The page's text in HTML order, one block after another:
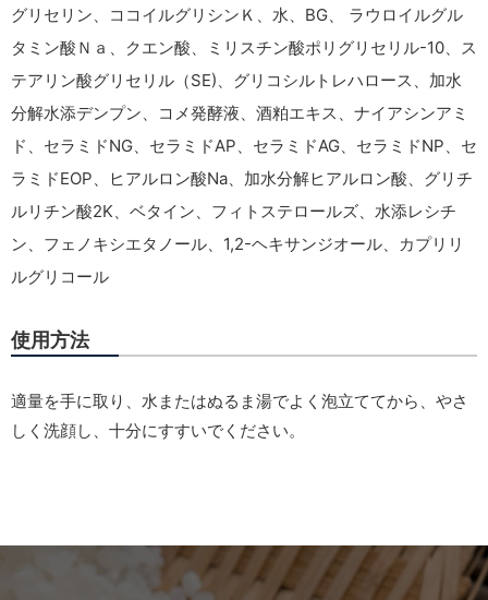
グリセリン、ココイルグリシンＫ、水、BG、 ラウロイルグル
タミン酸Ｎａ、クエン酸、ミリスチン酸ポリグリセリル-10、ス
テアリン酸グリセリル（SE)、グリコシルトレハロース、加水
分解水添デンプン、コメ発酵液、酒粕エキス、ナイアシンアミ
ド、セラミドNG、セラミドAP、セラミドAG、セラミドNP、セ
ラミドEOP、ヒアルロン酸Na、加水分解ヒアルロン酸、グリチ
ルリチン酸2K、ベタイン、フィトステロールズ、水添レシチ
ン、フェノキシエタノール、1,2-ヘキサンジオール、カプリリ
ルグリコール
使用方法
適量を手に取り、水またはぬるま湯でよく泡立ててから、やさ
しく洗顔し、十分にすすいでください。